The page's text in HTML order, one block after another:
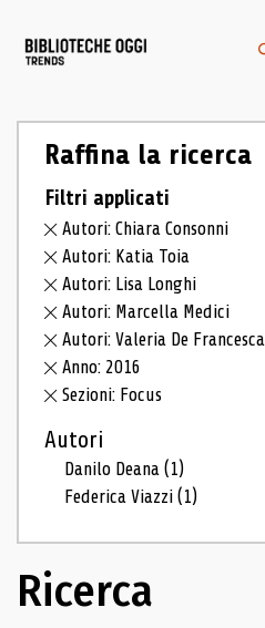
Raffina la ricerca
Filtri applicati
Autori: Chiara Consonni
Autori: Katia Toia
Autori: Lisa Longhi
Autori: Marcella Medici
Autori: Valeria De Francesca
Anno: 2016
Sezioni: Focus
Autori
Danilo Deana(1)
Federica Viazzi(1)
Ricerca